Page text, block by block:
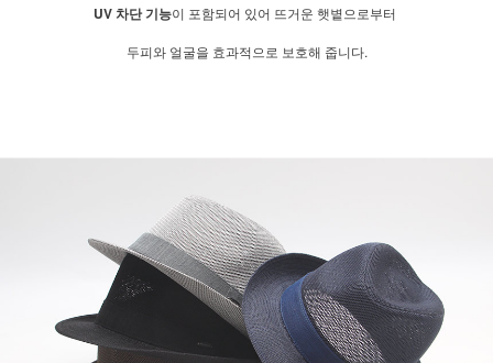
UV 차단 기능이 포함되어 있어 뜨거운 햇볕으로부터
두피와 얼굴을 효과적으로 보호해 줍니다.